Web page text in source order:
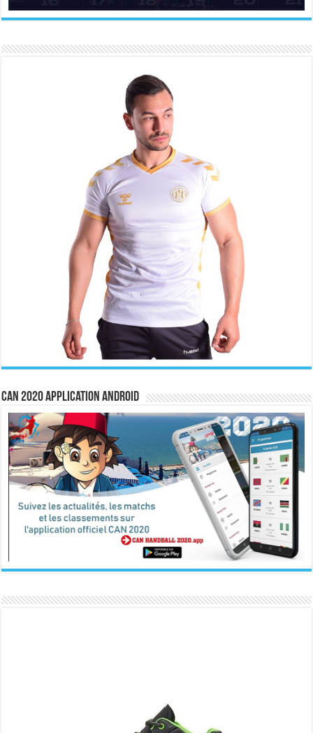
CAN 2020 Application Android